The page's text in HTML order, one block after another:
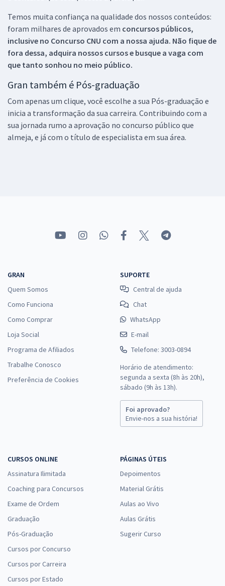
Temos muita confiança na qualidade dos nossos conteúdos:
foram milhares de aprovados em concursos públicos,
inclusive no Concurso CNU com a nossa ajuda. Não fique de
fora dessa, adquira nossos cursos e busque a vaga com
que tanto sonhou no meio público.
Gran também é Pós-graduação
Com apenas um clique, você escolhe a sua Pós-graduação e
inicia a transformação da sua carreira. Contribuindo com a
sua jornada rumo a aprovação no concurso público que
almeja, e já com o título de especialista em sua área.
GRAN
Quem Somos
Como Funciona
Como Comprar
Loja Social
Programa de Afiliados
Trabalhe Conosco
Preferência de Cookies
SUPORTE
Central de ajuda
Chat
WhatsApp
E-mail
Telefone: 3003-0894
Horário de atendimento:
segunda a sexta (8h às 20h),
sábado (9h às 13h).
Foi aprovado?
Envie-nos a sua história!
CURSOS ONLINE
Assinatura Ilimitada
Coaching para Concursos
Exame de Ordem
Graduação
Pós-Graduação
Cursos por Concurso
Cursos por Carreira
Cursos por Estado
PÁGINAS ÚTEIS
Depoimentos
Material Grátis
Aulas ao Vivo
Aulas Grátis
Sugerir Curso